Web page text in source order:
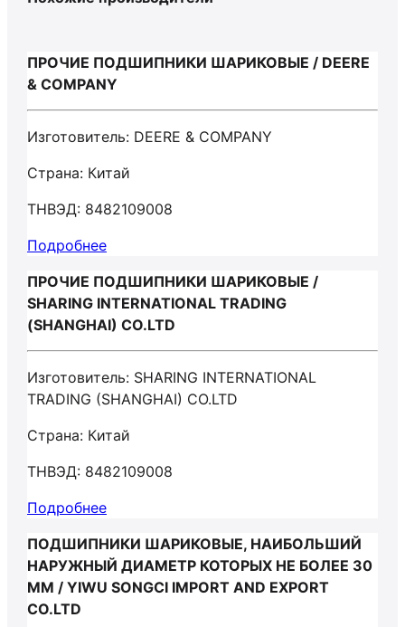
ПРОЧИЕ ПОДШИПНИКИ ШАРИКОВЫЕ / DEERE
& COMPANY
Изготовитель: DEERE & COMPANY
Страна: Китай
ТНВЭД: 8482109008
Подробнее
ПРОЧИЕ ПОДШИПНИКИ ШАРИКОВЫЕ /
SHARING INTERNATIONAL TRADING
(SHANGHAI) CO.LTD
Изготовитель: SHARING INTERNATIONAL
TRADING (SHANGHAI) CO.LTD
Страна: Китай
ТНВЭД: 8482109008
Подробнее
ПОДШИПНИКИ ШАРИКОВЫЕ, НАИБОЛЬШИЙ
НАРУЖНЫЙ ДИАМЕТР КОТОРЫХ НЕ БОЛЕЕ 30
ММ / YIWU SONGCI IMPORT AND EXPORT
CO.LTD